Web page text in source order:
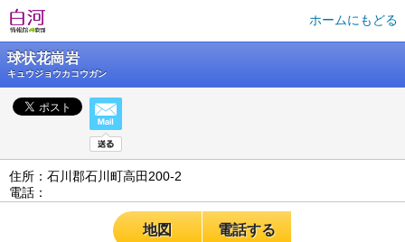
ホームにもどる
球状花崗岩
キュウジョウカコウガン
住所：石川郡石川町高田200-2
電話：
地図 電話する